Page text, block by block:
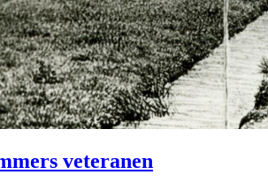
veteranen